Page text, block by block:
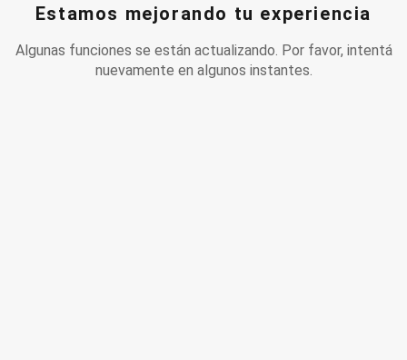
Estamos mejorando tu experiencia
Algunas funciones se están actualizando. Por favor, intentá
nuevamente en algunos instantes.